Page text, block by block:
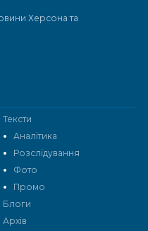
Тексти
Аналітика
Розслідування
Фото
Промо
Блоги
Архів
Херсона та